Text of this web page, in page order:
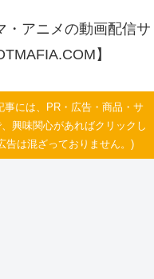
・アニメの動画配信サ
】
事には、PR・広告・商品・サ
興味関心があればクリックし
告は混ざっておりません。)